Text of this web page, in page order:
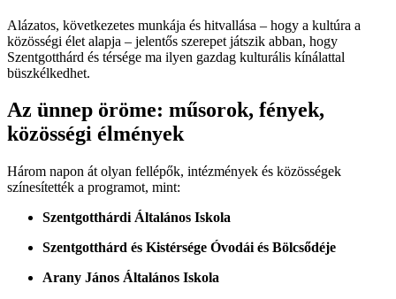
Alázatos, következetes munkája és hitvallása – hogy a kultúra a
közösségi élet alapja – jelentős szerepet játszik abban, hogy
Szentgotthárd és térsége ma ilyen gazdag kulturális kínálattal
büszkélkedhet.
Az ünnep öröme: műsorok, fények,
közösségi élmények
Három napon át olyan fellépők, intézmények és közösségek
színesítették a programot, mint:
Szentgotthárdi Általános Iskola
Szentgotthárd és Kistérsége Óvodái és Bölcsődéje
Arany János Általános Iskola